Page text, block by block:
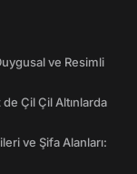
ve Resimli
Çil Çil Altınlarda
ve Şifa Alanları: